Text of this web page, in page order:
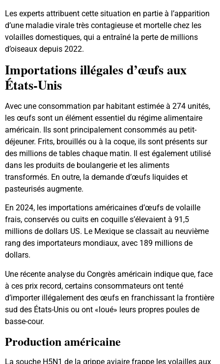
Les experts attribuent cette situation en partie à l’apparition
d’une maladie virale très contagieuse et mortelle chez les
volailles domestiques, qui a entraîné la perte de millions
d’oiseaux depuis 2022.
Importations illégales d’œufs aux
États-Unis
Avec une consommation par habitant estimée à 274 unités,
les œufs sont un élément essentiel du régime alimentaire
américain. Ils sont principalement consommés au petit-
déjeuner. Frits, brouillés ou à la coque, ils sont présents sur
des millions de tables chaque matin. Il est également utilisé
dans les produits de boulangerie et les aliments
transformés. En outre, la demande d’œufs liquides et
pasteurisés augmente.
En 2024, les importations américaines d’œufs de volaille
frais, conservés ou cuits en coquille s’élevaient à 91,5
millions de dollars US. Le Mexique se classait au neuvième
rang des importateurs mondiaux, avec 189 millions de
dollars.
Une récente analyse du Congrès américain indique que, face
à ces prix record, certains consommateurs ont tenté
d’importer illégalement des œufs en franchissant la frontière
sud des États-Unis ou ont «loué» leurs propres poules de
basse-cour.
Production américaine
La souche H5N1 de la grippe aviaire frappe les volailles aux